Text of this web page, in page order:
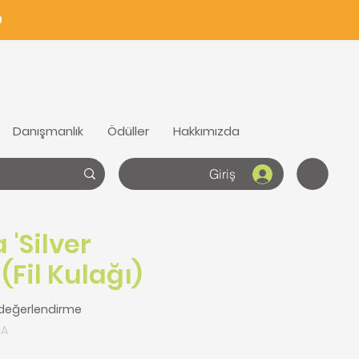
Danışmanlık Ödüller Hakkımızda
Giriş
'Silver
Kulağı)
beş yıldız üzerinden hesaplanan puan 5.0